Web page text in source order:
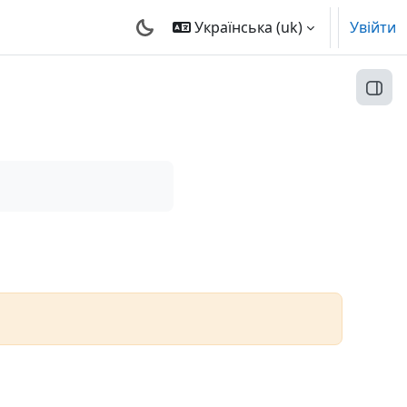
Українська ‎(uk)‎ Увійти